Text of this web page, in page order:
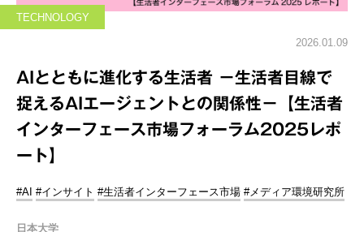
TECHNOLOGY
2026.01.09
AIとともに進化する生活者 －生活者目線で
捉えるAIエージェントとの関係性－【生活者
インターフェース市場フォーラム2025レポ
ート】
#AI #インサイト #生活者インターフェース市場 #メディア環境研究所
日本大学